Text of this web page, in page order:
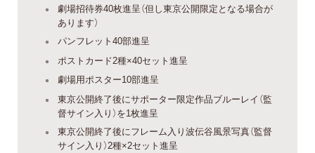
劇場招待券40枚進呈（但し東京公開限定となる場合が
あります）
パンフレット40部進呈
ポストカード2種×40セット進呈
劇場用ポスター10部進呈
東京公開終了後にサポーター限定作品ブルーレイ（監
督サイン入り）を1枚進呈
東京公開終了後にフレーム入り波伝谷風景写真（監督
サイン入り）2種×2セット進呈